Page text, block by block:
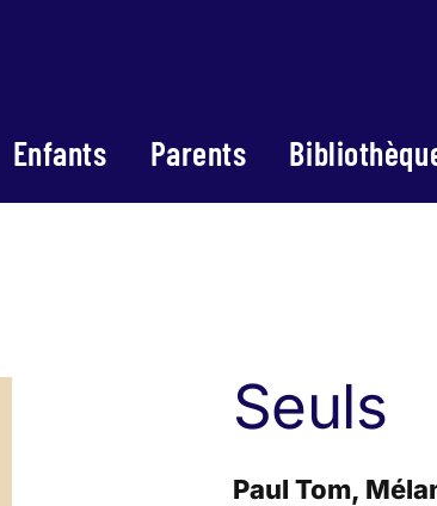
Enfants Parents
Seuls
Paul Tom,